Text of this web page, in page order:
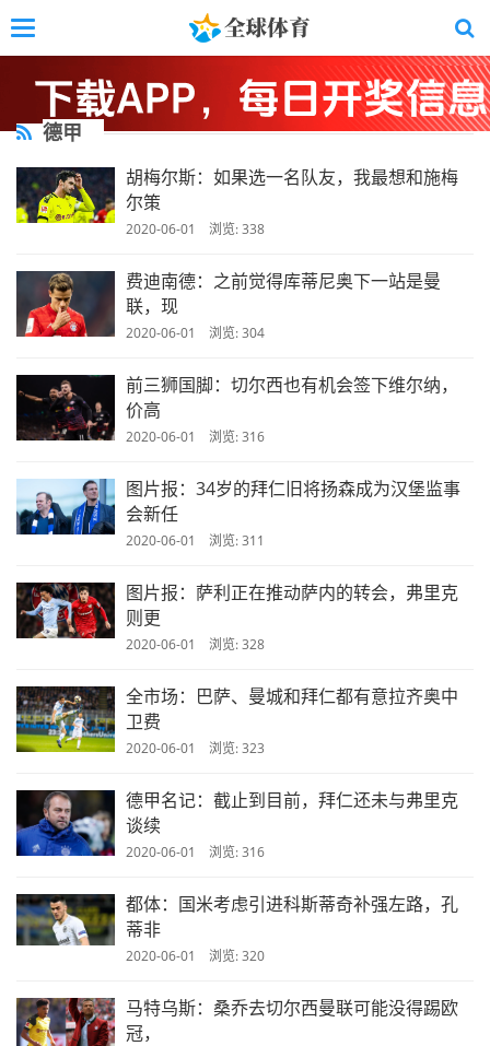
to
main
Toggle
德甲
胡梅尔斯：如果选一名队友，我最想和施梅
尔策
2020-06-01 浏览: 338
费迪南德：之前觉得库蒂尼奥下一站是曼
联，现
2020-06-01 浏览: 304
前三狮国脚：切尔西也有机会签下维尔纳，
价高
2020-06-01 浏览: 316
图片报：34岁的拜仁旧将扬森成为汉堡监事
会新任
2020-06-01 浏览: 311
图片报：萨利正在推动萨内的转会，弗里克
则更
2020-06-01 浏览: 328
全市场：巴萨、曼城和拜仁都有意拉齐奥中
卫费
2020-06-01 浏览: 323
德甲名记：截止到目前，拜仁还未与弗里克
谈续
2020-06-01 浏览: 316
都体：国米考虑引进科斯蒂奇补强左路，孔
蒂非
2020-06-01 浏览: 320
马特乌斯：桑乔去切尔西曼联可能没得踢欧
冠，